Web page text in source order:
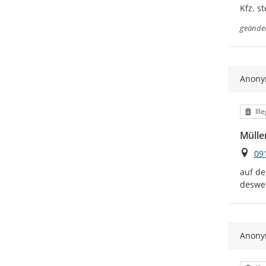
Kfz.
Ort
auf